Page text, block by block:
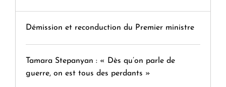
Démission et reconduction du Premier ministre
Tamara Stepanyan : « Dès qu’on parle de
guerre, on est tous des perdants »